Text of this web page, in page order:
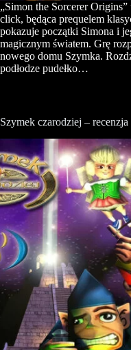
„Simon the Sorcerer
click, będąca prequelem
pokazuje początki Simona i
magicznym światem. Grę
nowego domu Szymka.
podłodze pudełko…
Szymek czarodziej – recenzja